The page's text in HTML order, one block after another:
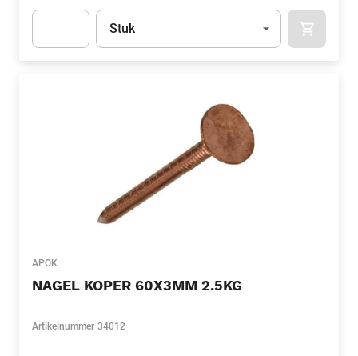
Eenheid
Stuk
APOK
NAGEL KOPER 60X3MM 2.5KG
Artikelnummer 34012